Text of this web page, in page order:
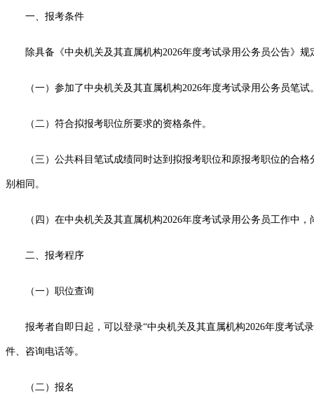
一、报考条件
除具备《中央机关及其直属机构2026年度考试录用公务员公告》规
（一）参加了中央机关及其直属机构2026年度考试录用公务员笔试
（二）符合拟报考职位所要求的资格条件。
（三）公共科目笔试成绩同时达到拟报考职位和原报考职位的合格
别相同。
（四）在中央机关及其直属机构2026年度考试录用公务员工作中，
二、报考程序
（一）职位查询
报考者自即日起，可以登录“中央机关及其直属机构2026年度考试录
件、咨询电话等。
（二）报名